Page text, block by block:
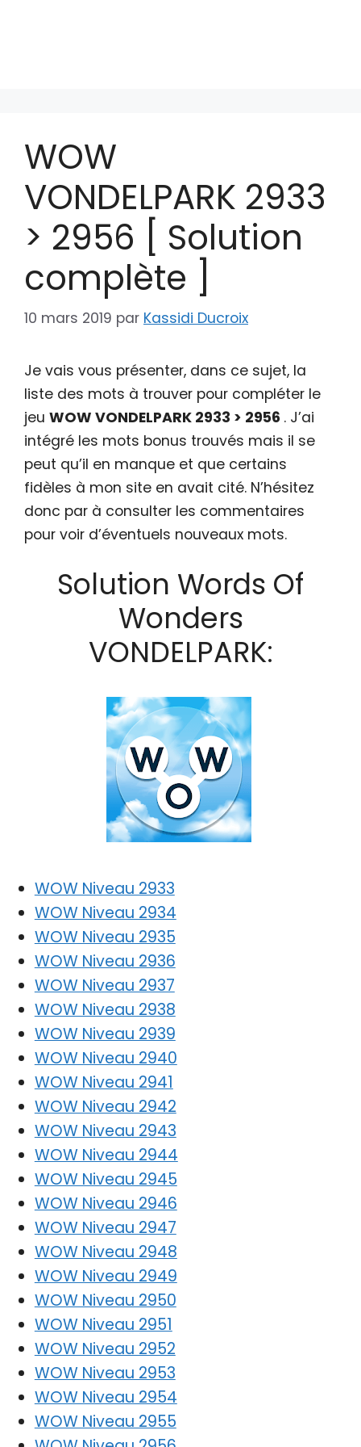
WOW
VONDELPARK 2933
> 2956 [ Solution
complète ]
10 mars 2019 par Kassidi Ducroix
Je vais vous présenter, dans ce sujet, la
liste des mots à trouver pour compléter le
jeu WOW VONDELPARK 2933 > 2956 . J’ai
intégré les mots bonus trouvés mais il se
peut qu’il en manque et que certains
fidèles à mon site en avait cité. N’hésitez
donc par à consulter les commentaires
pour voir d’éventuels nouveaux mots.
Solution Words Of
Wonders
VONDELPARK:
WOW Niveau 2933
WOW Niveau 2934
WOW Niveau 2935
WOW Niveau 2936
WOW Niveau 2937
WOW Niveau 2938
WOW Niveau 2939
WOW Niveau 2940
WOW Niveau 2941
WOW Niveau 2942
WOW Niveau 2943
WOW Niveau 2944
WOW Niveau 2945
WOW Niveau 2946
WOW Niveau 2947
WOW Niveau 2948
WOW Niveau 2949
WOW Niveau 2950
WOW Niveau 2951
WOW Niveau 2952
WOW Niveau 2953
WOW Niveau 2954
WOW Niveau 2955